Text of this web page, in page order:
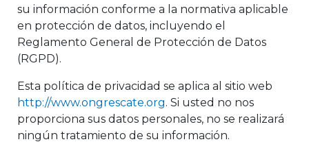
su información conforme a la normativa aplicable
en protección de datos, incluyendo el
Reglamento General de Protección de Datos
(RGPD).
Esta política de privacidad se aplica al sitio web
http://www.ongrescate.org. Si usted no nos
proporciona sus datos personales, no se realizará
ningún tratamiento de su información.